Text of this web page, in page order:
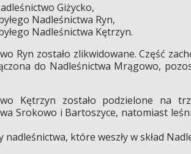
Giżycko,
Nadleśnictwa Ryn,
Nadleśnictwa Kętrzyn.
Ryn zostało zlikwidowane. Część
do Nadleśnictwa Mrągowo,
Kętrzyn zostało podzielone na
Srokowo i Bartoszyce, natomiast
nadleśnictwa, które weszły w skład